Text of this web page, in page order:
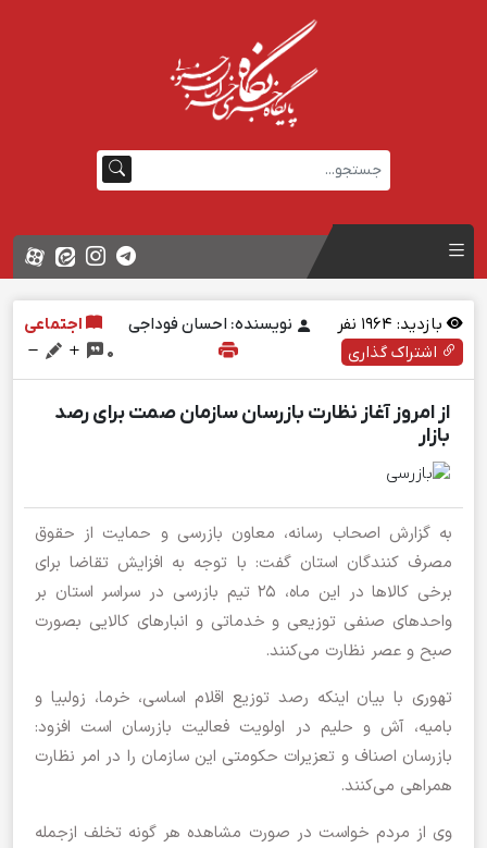
بازدید: نفر نویسنده: احسان فوداجی
اجتماعی
اشتراک گذاری
0
از امروز آغاز نظارت بازرسان سازمان صمت برای رصد
بازار
به گزارش اصحاب رسانه، معاون بازرسی و حمایت از حقوق
مصرف کنندگان استان گفت: با توجه به افزایش تقاضا برای
برخی کالا‌ها در این ماه، ۲۵ تیم بازرسی در سراسر استان بر
واحد‌های صنفی توزیعی و خدماتی و انبار‌های کالایی بصورت
صبح و عصر نظارت می‌کنند.
تهوری با بیان اینکه رصد توزیع اقلام اساسی، خرما، زولبیا و
بامیه، آش و حلیم در اولویت فعالیت بازرسان است افزود:
بازرسان اصناف و تعزیرات حکومتی این سازمان را در امر نظارت
همراهی می‌کنند.
وی از مردم خواست در صورت مشاهده هر گونه تخلف ازجمله